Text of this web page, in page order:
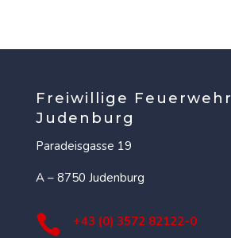
Freiwillige Feuerwehr
Judenburg
Paradeisgasse 19
A – 8750 Judenburg
 +43 (0) 3572 82122-0